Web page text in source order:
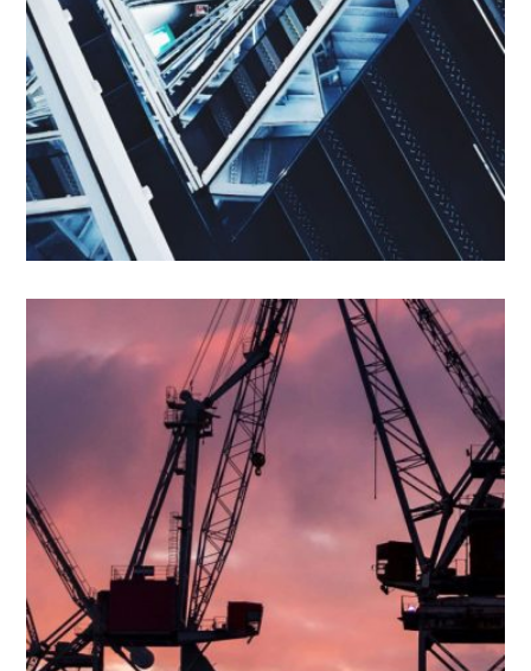
FACERE POSSIMUS
1 - VISIBILIDAD
ET HARUM QUIDEM